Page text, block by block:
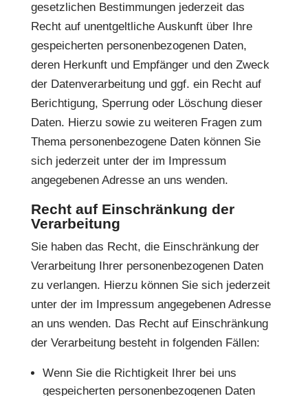
gesetzlichen Bestimmungen jederzeit das
Recht auf unentgeltliche Auskunft über Ihre
gespeicherten personenbezogenen Daten,
deren Herkunft und Empfänger und den Zweck
der Datenverarbeitung und ggf. ein Recht auf
Berichtigung, Sperrung oder Löschung dieser
Daten. Hierzu sowie zu weiteren Fragen zum
Thema personenbezogene Daten können Sie
sich jederzeit unter der im Impressum
angegebenen Adresse an uns wenden.
Recht auf Einschränkung der
Verarbeitung
Sie haben das Recht, die Einschränkung der
Verarbeitung Ihrer personenbezogenen Daten
zu verlangen. Hierzu können Sie sich jederzeit
unter der im Impressum angegebenen Adresse
an uns wenden. Das Recht auf Einschränkung
der Verarbeitung besteht in folgenden Fällen:
Wenn Sie die Richtigkeit Ihrer bei uns
gespeicherten personenbezogenen Daten